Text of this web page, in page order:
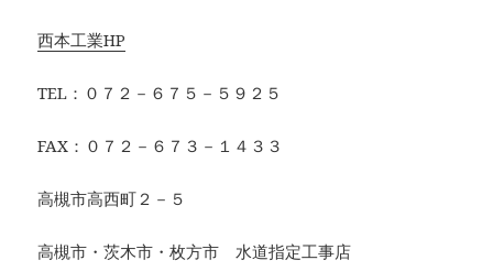
西本工業HP
TEL：０７２－６７５－５９２５
FAX：０７２－６７３－１４３３
高槻市高西町２－５
高槻市・茨木市・枚方市 水道指定工事店